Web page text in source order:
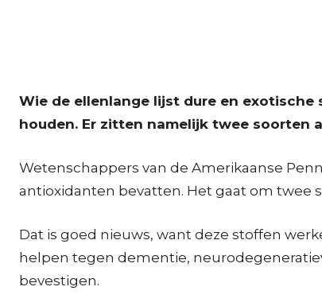
Wie de ellenlange lijst dure en
houden. Er zitten namelijk twee soorten
Wetenschappers van de Amerikaanse
antioxidanten bevatten. Het gaat om twee
Dat is goed nieuws, want deze stoffen
helpen tegen dementie,
bevestigen.